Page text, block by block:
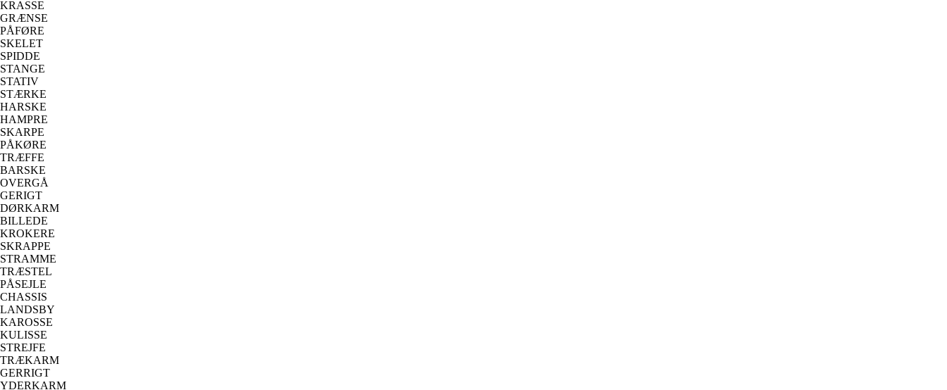
KRASSE
GRÆNSE
PÅFØRE
SKELET
SPIDDE
STANGE
STATIV
STÆRKE
HARSKE
HAMPRE
SKARPE
PÅKØRE
TRÆFFE
BARSKE
OVERGÅ
GERIGT
DØRKARM
BILLEDE
KROKERE
SKRAPPE
STRAMME
TRÆSTEL
PÅSEJLE
CHASSIS
LANDSBY
KAROSSE
KULISSE
STREJFE
TRÆKARM
GERRIGT
YDERKARM